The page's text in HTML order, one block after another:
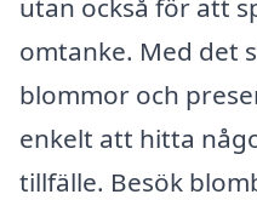
utan också för att
omtanke. Med det
blommor och
enkelt att hitta
tillfälle. Besök